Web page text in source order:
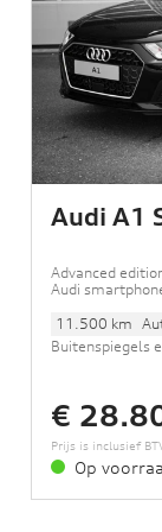
Audi A1
Advanced edition, (2024) | Airconditioning 2-
Audi
11.500 km
Buitenspiegels
Audi
Parkeerhulp
assistent
€
Prijs is inclusief
Op